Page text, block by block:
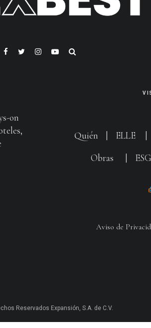
on
Quién ELLE
Obras
ESG
Aviso de
Reservados Expansión, S.A. de C.V.